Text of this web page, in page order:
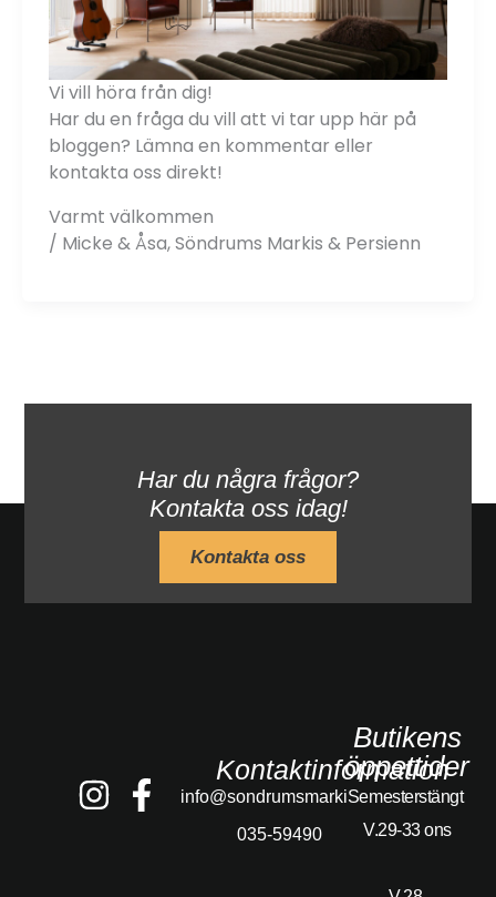
Vi vill höra från dig!
Har du en fråga du vill att vi tar upp här på
bloggen? Lämna en kommentar eller
kontakta oss direkt!
Varmt välkommen
/ Micke & Åsa, Söndrums Markis & Persienn
Har du några frågor?
Kontakta oss idag!
Kontakta oss
Kontaktinformation
info@sondrumsmarkis.se
035-59490
Butikens
öppettider
Semesterstängt
V.29-33 ons